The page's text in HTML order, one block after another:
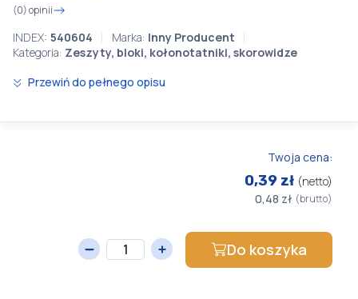
(0) opinii
INDEX: 540604 Marka: Inny Producent
Kategoria: Zeszyty, bloki, kołonotatniki, skorowidze
Przewiń do pełnego opisu
Twoja cena:
0,39 zł (netto)
0,48 zł (brutto)
Do koszyka